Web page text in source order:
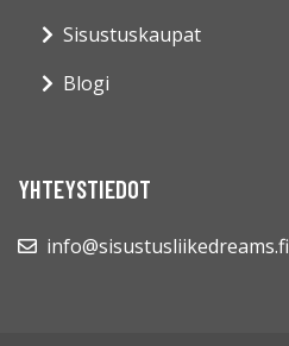
Sisustuskaupat
Blogi
YHTEYSTIEDOT
info@sisustusliikedreams.fi